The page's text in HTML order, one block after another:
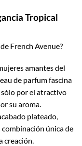
Tropical
French Avenue?
amantes del
de parfum fascina
sólo por el atractivo
su aroma.
plateado,
combinación única de
creación.